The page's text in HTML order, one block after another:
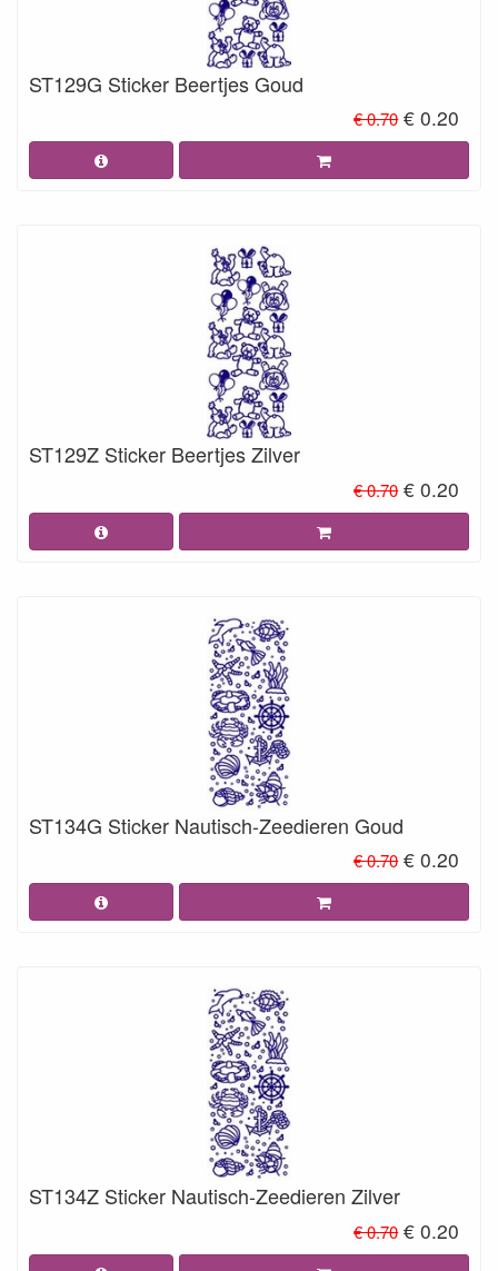
ST129G Sticker Beertjes Goud
€ 0.70 € 0.20
ST129Z Sticker Beertjes Zilver
€ 0.70 € 0.20
ST134G Sticker Nautisch-Zeedieren Goud
€ 0.70 € 0.20
ST134Z Sticker Nautisch-Zeedieren Zilver
€ 0.70 € 0.20